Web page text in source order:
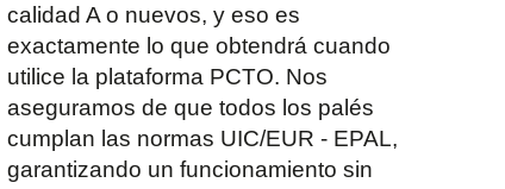
calidad A o nuevos, y eso es
exactamente lo que obtendrá cuando
utilice la plataforma PCTO. Nos
aseguramos de que todos los palés
cumplan las normas UIC/EUR - EPAL,
garantizando un funcionamiento sin